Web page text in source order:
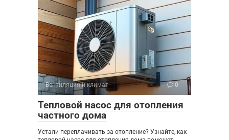
Вентиляция и климат 0
Тепловой насос для отопления
частного дома
Устали переплачивать за отопление? Узнайте, как